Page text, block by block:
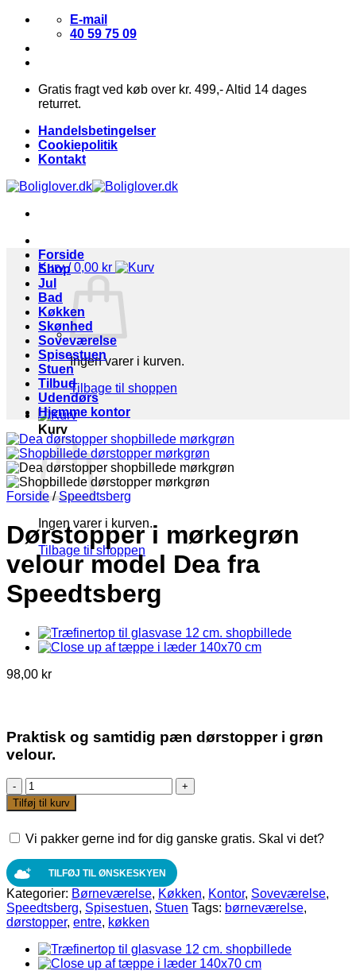
Fortsæt
indhold
E-mail
40 59 75 09
Gratis fragt ved køb over kr. 499,- Altid 14 dages
returret.
Handelsbetingelser
Cookiepolitik
Kontakt
Kurv /0,00 kr
Ingen varer i kurven.
Tilbage til shoppen
Kurv
Ingen varer i kurven.
Tilbage til shoppen
Forside
Shop
Jul
Bad
Køkken
Skønhed
Soveværelse
Spisestuen
Stuen
Tilbud
Udendørs
Hjemme kontor
Forside / Speedtsberg
Dørstopper i mørkegrøn
velour model Dea fra
Speedtsberg
98,00 kr
Praktisk og samtidig pæn dørstopper i grøn
velour.
Dørstopper
i
mørkegrøn
model
fra
Speedtsberg
antal
Tilføj til kurv
Vi pakker gerne ind for dig ganske gratis. Skal vi det?
TILFØJ TIL ØNSKESKYEN
Kategorier: Børneværelse, Køkken, Kontor, Soveværelse,
Speedtsberg, Spisestuen, Stuen Tags: børneværelse,
dørstopper, entre, køkken